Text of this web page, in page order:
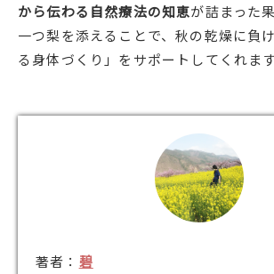
から伝わる自然療法の知恵が詰まった
一つ梨を添えることで、秋の乾燥に負
る身体づくり」をサポートしてくれます
著者： 碧